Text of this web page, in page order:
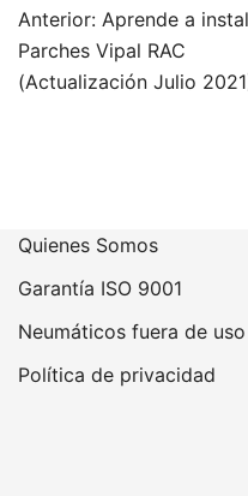
Navegación
de
entradas
Anterior: Aprende a
Parches Vipal RAC
(Actualización Julio
Quienes Somos
Garantía ISO 9001
Neumáticos fuera de uso
Política de privacidad